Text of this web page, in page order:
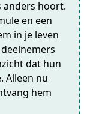
anders hoort.
en een
in je leven
dat hun
Alleen nu
hem